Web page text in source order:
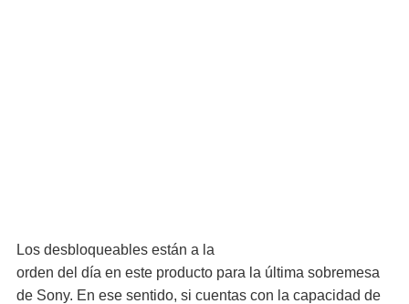
Los desbloqueables están a la
orden del día en este producto para la última sobremesa
de Sony. En ese sentido, si cuentas con la capacidad de